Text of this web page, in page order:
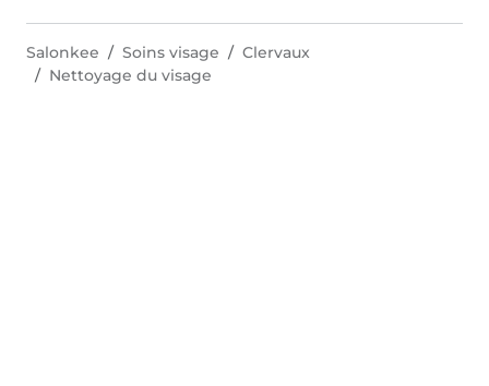
Salonkee Soins visage
Clervaux
Nettoyage du visage